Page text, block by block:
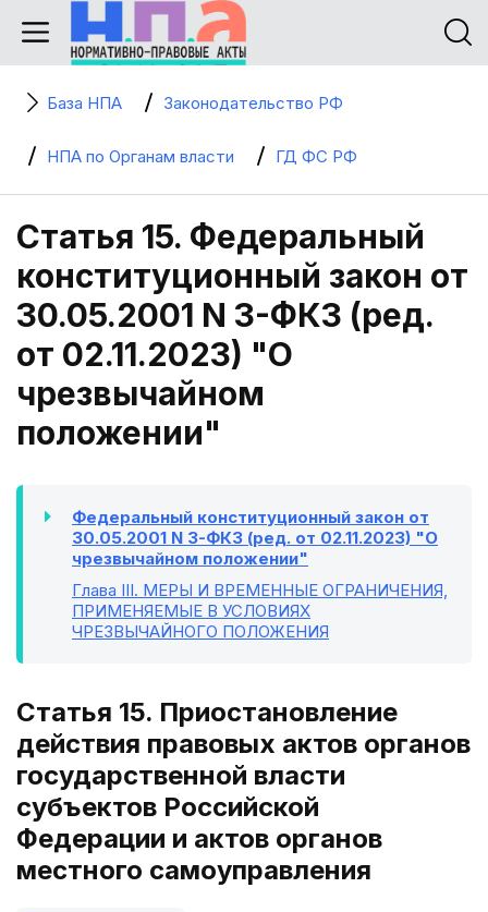
База НПА Законодательство РФ
НПА по Органам власти ГД ФС РФ
Статья 15. Федеральный
конституционный закон от
30.05.2001 N 3-ФКЗ (ред.
от 02.11.2023) "О
чрезвычайном
положении"
Федеральный конституционный закон от
30.05.2001 N 3-ФКЗ (ред. от 02.11.2023) "О
чрезвычайном положении"
Глава III. МЕРЫ И ВРЕМЕННЫЕ ОГРАНИЧЕНИЯ,
ПРИМЕНЯЕМЫЕ В УСЛОВИЯХ
ЧРЕЗВЫЧАЙНОГО ПОЛОЖЕНИЯ
Статья 15. Приостановление
действия правовых актов органов
государственной власти
субъектов Российской
Федерации и актов органов
местного самоуправления